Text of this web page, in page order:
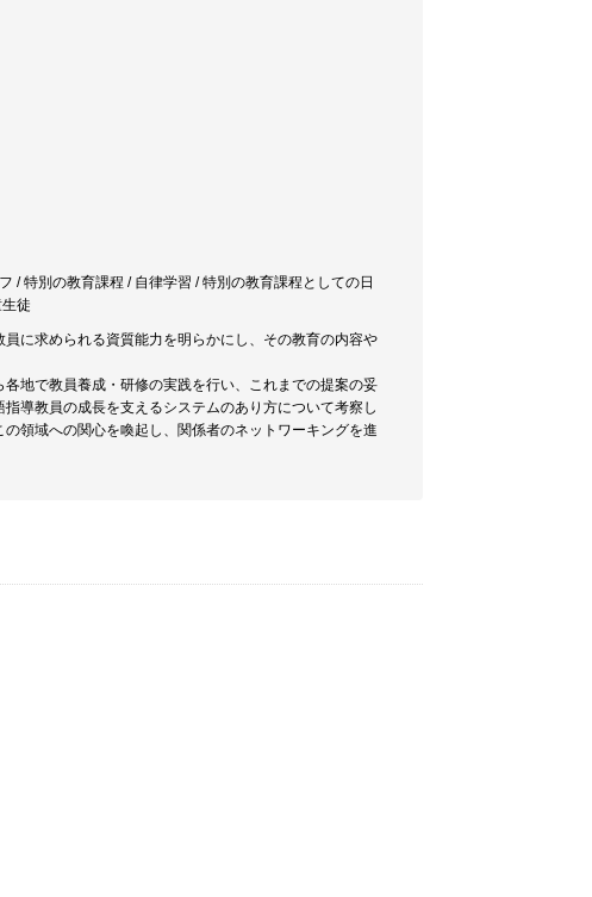
/ 特別の教育課程 / 自律学習 / 特別の教育課程としての日
徒
に求められる資質能力を明らかにし、その教育の内容や
地で教員養成・研修の実践を行い、これまでの提案の妥
導教員の成長を支えるシステムのあり方について考察し
領域への関心を喚起し、関係者のネットワーキングを進